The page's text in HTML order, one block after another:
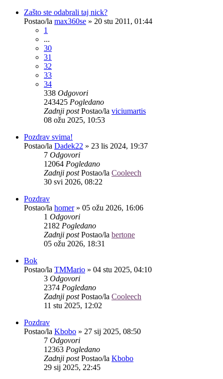
Zašto ste odabrali taj nick?
Postao/la max360se » 20 stu 2011, 01:44
1
...
30
31
32
33
34
338 Odgovori
243425 Pogledano
Zadnji postPostao/la viciumartis
08 ožu 2025, 10:53
Pozdrav svima!
Postao/la Dadek22 » 23 lis 2024, 19:37
7 Odgovori
12064 Pogledano
Zadnji postPostao/la Cooleech
30 svi 2026, 08:22
Pozdrav
Postao/la homer» 05 ožu 2026, 16:06
1 Odgovori
2182 Pogledano
Zadnji postPostao/la bertone
05 ožu 2026, 18:31
Bok
Postao/la TMMario » 04 stu 2025, 04:10
3 Odgovori
2374 Pogledano
Zadnji postPostao/la Cooleech
11 stu 2025, 12:02
Pozdrav
Postao/la Kbobo » 27 sij 2025, 08:50
7 Odgovori
12363 Pogledano
Zadnji postPostao/la Kbobo
29 sij 2025, 22:45